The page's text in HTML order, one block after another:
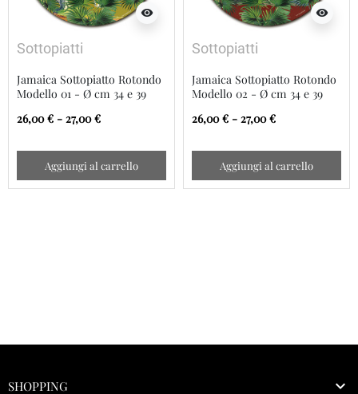
visibility
Sottopiatti
Jamaica Sottopiatto Rotondo
Modello 01 - Ø cm 34 e 39
26,00 € - 27,00 €
Aggiungi al carrello
visibility
Sottopiatti
Jamaica Sottopiatto Rotondo
Modello 02 - Ø cm 34 e 39
26,00 € - 27,00 €
Aggiungi al carrello
SHOPPING 